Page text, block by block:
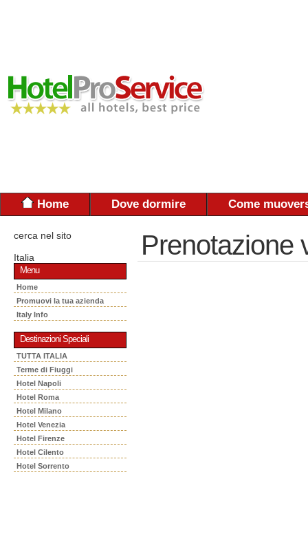
Home Dove dormire Come
cerca nel sito
Italia
Menu
Home
Promuovi la tua azienda
Italy Info
Destinazioni Speciali
TUTTA ITALIA
Terme di Fiuggi
Hotel Napoli
Hotel Roma
Hotel Milano
Hotel Venezia
Hotel Firenze
Hotel Cilento
Hotel Sorrento
Prenotazione